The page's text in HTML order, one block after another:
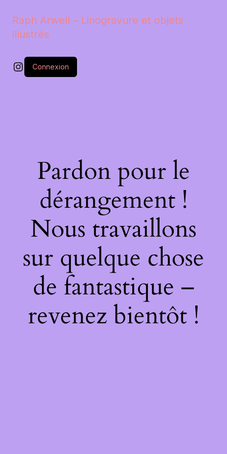
Raph Arwell – Linogravure et objets
illustrés
Instagram
Connexion
Pardon pour le
dérangement !
Nous travaillons
sur quelque chose
de fantastique –
revenez bientôt !